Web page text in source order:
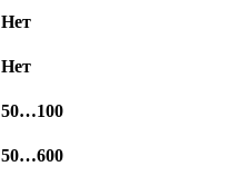
Нет
Нет
50…100
50…600